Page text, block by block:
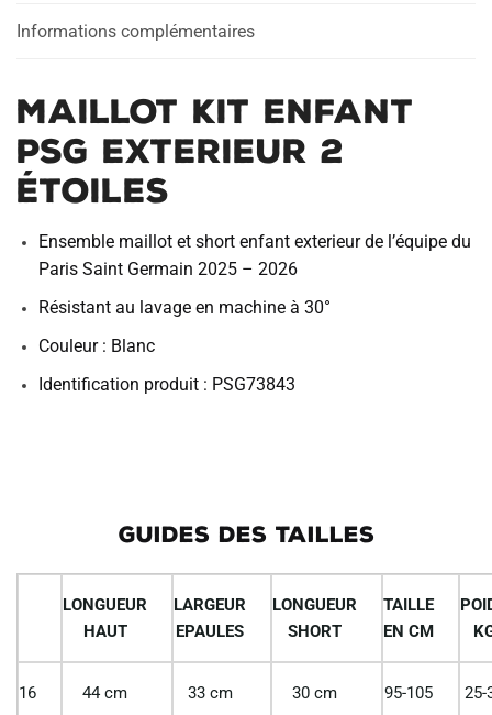
Informations complémentaires
Maillot Kit Enfant
PSG Exterieur 2
étoiles
Ensemble maillot et short enfant exterieur de l’équipe du
Paris Saint Germain 2025 – 2026
Résistant au lavage en machine à 30°
Couleur : Blanc
Identification produit : PSG73843
GUIDES DES TAILLES
LONGUEUR
HAUT
LARGEUR
EPAULES
LONGUEUR
SHORT
TAILLE
EN CM
16 44 cm 33 cm 30 cm 95-105 25-